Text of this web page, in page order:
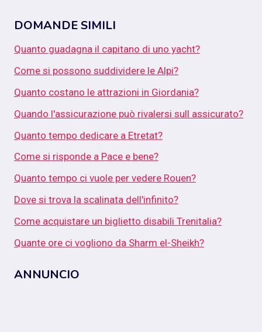
DOMANDE SIMILI
Quanto guadagna il capitano di uno yacht?
Come si possono suddividere le Alpi?
Quanto costano le attrazioni in Giordania?
Quando l'assicurazione può rivalersi sull assicurato?
Quanto tempo dedicare a Etretat?
Come si risponde a Pace e bene?
Quanto tempo ci vuole per vedere Rouen?
Dove si trova la scalinata dell'infinito?
Come acquistare un biglietto disabili Trenitalia?
Quante ore ci vogliono da Sharm el-Sheikh?
ANNUNCIO